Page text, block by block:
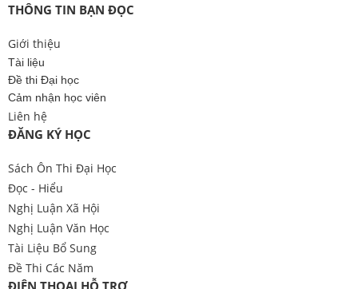
THÔNG TIN BẠN ĐỌC
Giới thiệu
Tài liệu
Đề thi Đại học
Cảm nhận học viên
Liên hệ
ĐĂNG KÝ HỌC
Sách Ôn Thi Đại Học
Đọc - Hiểu
Nghị Luận Xã Hội
Nghị Luận Văn Học
Tài Liệu Bổ Sung
Đề Thi Các Năm
ĐIỆN THOẠI HỖ TRỢ